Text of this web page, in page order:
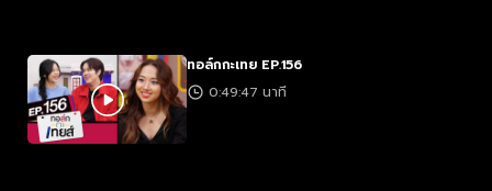
ทอล์กกะเทย EP.156
0:49:47 นาที